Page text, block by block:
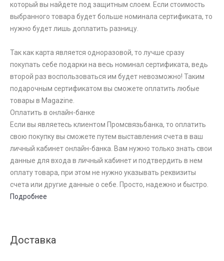
который вы найдете под защитным слоем. Если стоимость
выбранного товара будет больше номинала сертификата, то
нужно будет лишь доплатить разницу.
Так как карта является одноразовой, то лучше сразу
покупать себе подарки на весь номинал сертификата, ведь
второй раз воспользоваться им будет невозможно! Таким
подарочным сертификатом вы сможете оплатить любые
товары в Magazine.
Оплатить в онлайн-банке
Если вы являетесь клиентом Промсвязьбанка, то оплатить
свою покупку вы сможете путем выставления счета в ваш
личный кабинет онлайн-банка. Вам нужно только знать свои
данные для входа в личный кабинет и подтвердить в нем
оплату товара, при этом не нужно указывать реквизиты
счета или другие данные о себе. Просто, надежно и быстро.
Подробнее
Доставка